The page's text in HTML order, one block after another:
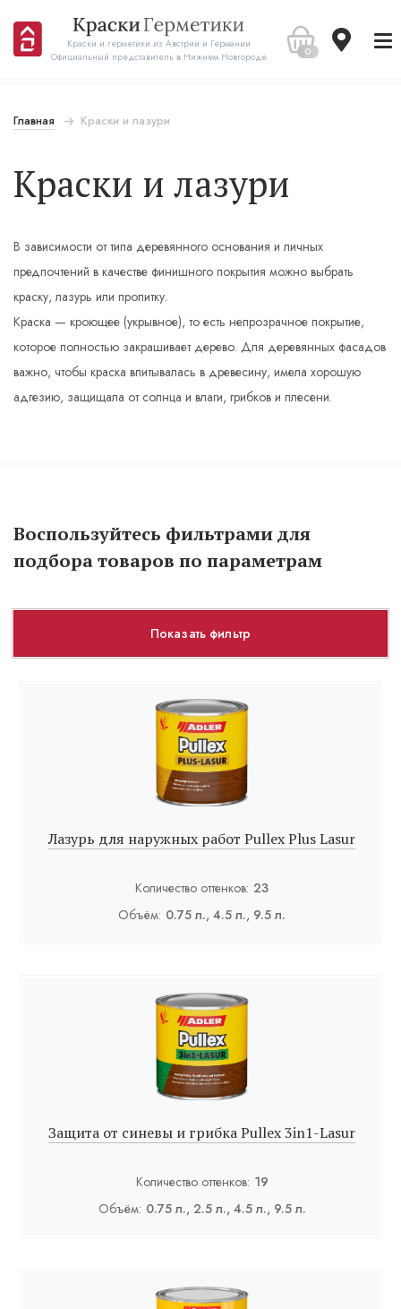
Краски и герметики из Австрии и Германии
Официальный представитель в Нижнем Новгороде
0
Главная Краски и лазури
Краски и лазури
В зависимости от типа деревянного основания и личных
предпочтений в качестве финишного покрытия можно выбрать
краску, лазурь или пропитку.
Краска — кроющее (укрывное), то есть непрозрачное покрытие,
которое полностью закрашивает дерево. Для деревянных фасадов
важно, чтобы краска впитывалась в древесину, имела хорошую
адгезию, защищала от солнца и влаги, грибков и плесени.
Воспользуйтесь фильтрами для
подбора товаров по параметрам
Показать фильтр
Лазурь для наружных работ Pullex Plus Lasur
Количество оттенков: 23
Объём: 0.75 л., 4.5 л., 9.5 л.
Защита от синевы и грибка Pullex 3in1-Lasur
Количество оттенков: 19
Объём: 0.75 л., 2.5 л., 4.5 л., 9.5 л.